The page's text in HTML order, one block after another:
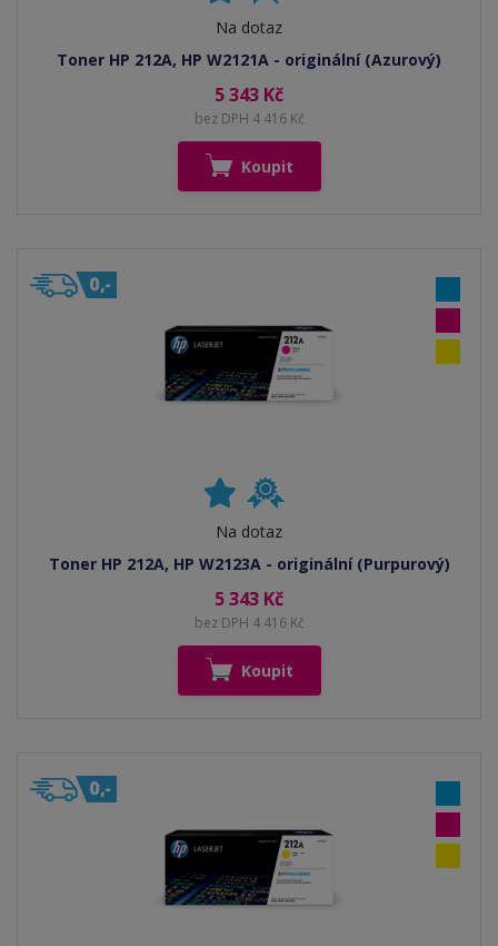
Na dotaz
Toner HP 212A, HP W2121A - originální (Azurový)
5 343 Kč
bez DPH 4 416 Kč
Koupit
Na dotaz
Toner HP 212A, HP W2123A - originální (Purpurový)
5 343 Kč
bez DPH 4 416 Kč
Koupit